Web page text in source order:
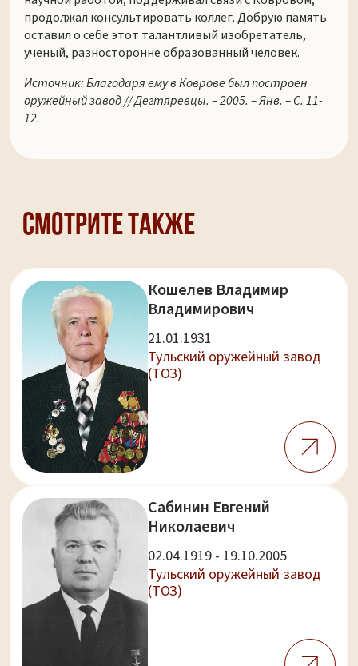
продолжал консультировать коллег. Добрую память
оставил о себе этот талантливый изобретатель,
ученый, разносторонне образованный человек.
Источник: Благодаря ему в Коврове был построен
оружейный завод // Дегтяревцы. – 2005. – Янв. – С. 11-
12.
Смотрите также
Кошелев Владимир
Владимирович
21.01.1931
Тульский оружейный завод
(ТОЗ)
Сабинин Евгений
Николаевич
02.04.1919 - 19.10.2005
Тульский оружейный завод
(ТОЗ)